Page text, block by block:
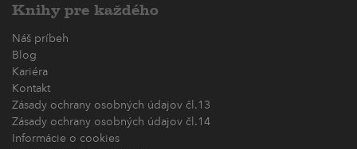
Knihy pre každého
Náš príbeh
Blog
Kariéra
Kontakt
Zásady ochrany osobných údajov čl.13
Zásady ochrany osobných údajov čl.14
Informácie o cookies